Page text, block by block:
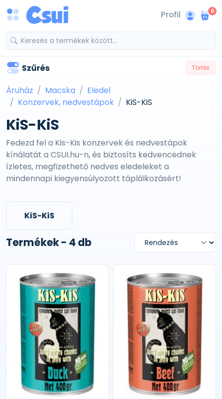
Profil 0
Szűrés Törlés
Áruház Macska
Eledel
Konzervek, nedvestápok
KiS-KiS
KiS-KiS
Fedezd fel a Kis-Kis konzervek és nedvestápok
kínálatát a CSUI.hu-n, és biztosíts kedvencednek
ízletes, megfizethető nedves eledeleket a
mindennapi kiegyensúlyozott táplálkozásért!
KiS-KiS
Termékek - 4 db